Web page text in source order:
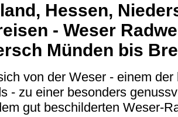
Hessen,
- Weser
Münden bis
von der Weser - einem
- zu einer besonders
gut beschilderten Weser-